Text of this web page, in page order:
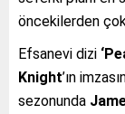
öncekilerden
Efsanevi dizi
Knight’ın
sezonunda